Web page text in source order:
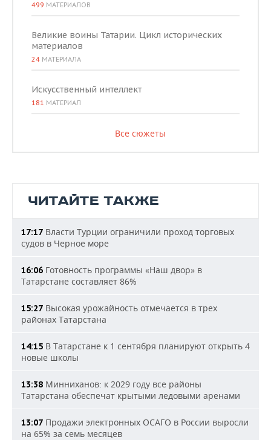
499 МАТЕРИАЛОВ
Великие воины Татарии. Цикл исторических
материалов
24 МАТЕРИАЛА
Искусственный интеллект
181 МАТЕРИАЛ
Все сюжеты
ЧИТАЙТЕ ТАКЖЕ
17:17 Власти Турции ограничили проход торговых
судов в Черное море
16:06 Готовность программы «Наш двор» в
Татарстане составляет 86%
15:27 Высокая урожайность отмечается в трех
районах Татарстана
14:15 В Татарстане к 1 сентября планируют открыть 4
новые школы
13:38 Минниханов: к 2029 году все районы
Татарстана обеспечат крытыми ледовыми аренами
13:07 Продажи электронных ОСАГО в России выросли
на 65% за семь месяцев